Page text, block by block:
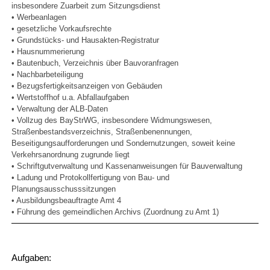
insbesondere Zuarbeit zum Sitzungsdienst
• Werbeanlagen
• gesetzliche Vorkaufsrechte
• Grundstücks- und Hausakten-Registratur
• Hausnummerierung
• Bautenbuch, Verzeichnis über Bauvoranfragen
• Nachbarbeteiligung
• Bezugsfertigkeitsanzeigen von Gebäuden
• Wertstoffhof u.a. Abfallaufgaben
• Verwaltung der ALB-Daten
• Vollzug des BayStrWG, insbesondere Widmungswesen,
Straßenbestandsverzeichnis, Straßenbenennungen,
Beseitigungsaufforderungen und Sondernutzungen, soweit keine
Verkehrsanordnung zugrunde liegt
• Schriftgutverwaltung und Kassenanweisungen für Bauverwaltung
• Ladung und Protokollfertigung von Bau- und
Planungsausschusssitzungen
• Ausbildungsbeauftragte Amt 4
• Führung des gemeindlichen Archivs (Zuordnung zu Amt 1)
Aufgaben: